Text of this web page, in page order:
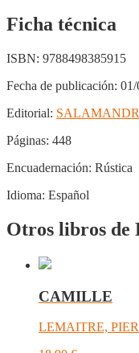
Ficha técnica
ISBN: 9788498385915
Fecha de publicación: 01/
Editorial:
Páginas: 448
Encuadernación: Rústica
Idioma: Español
Otros libros
CAMILLE
LEMAITRE,